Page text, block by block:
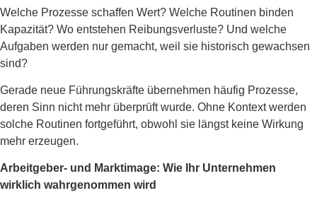
Welche Prozesse schaffen Wert? Welche Routinen binden
Kapazität? Wo entstehen Reibungsverluste? Und welche
Aufgaben werden nur gemacht, weil sie historisch gewachsen
sind?
Gerade neue Führungskräfte übernehmen häufig Prozesse,
deren Sinn nicht mehr überprüft wurde. Ohne Kontext werden
solche Routinen fortgeführt, obwohl sie längst keine Wirkung
mehr erzeugen.
Arbeitgeber- und Marktimage: Wie Ihr Unternehmen
wirklich wahrgenommen wird